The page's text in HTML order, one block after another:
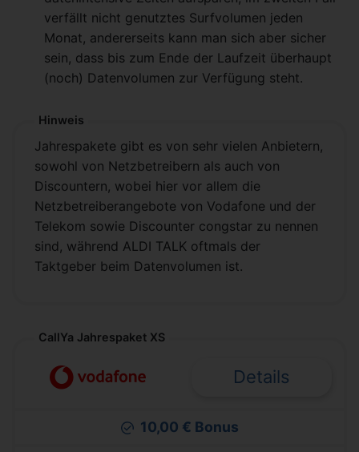
verfällt nicht genutztes Surfvolumen jeden
Monat, andererseits kann man sich aber sicher
sein, dass bis zum Ende der Laufzeit überhaupt
(noch) Datenvolumen zur Verfügung steht.
Hinweis
Jahrespakete gibt es von sehr vielen Anbietern,
sowohl von Netzbetreibern als auch von
Discountern, wobei hier vor allem die
Netzbetreiberangebote von Vodafone und der
Telekom sowie Discounter congstar zu nennen
sind, während ALDI TALK oftmals der
Taktgeber beim Datenvolumen ist.
CallYa Jahrespaket XS
Details
10,00 € Bonus